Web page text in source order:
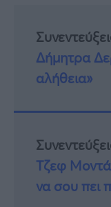
Δήμητρα
αλήθεια»
Τζεφ
να σου πει